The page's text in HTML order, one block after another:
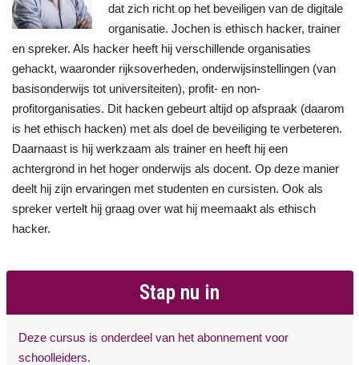
dat zich richt op het beveiligen van de digitale
organisatie. Jochen is ethisch hacker, trainer
en spreker. Als hacker heeft hij verschillende organisaties
gehackt, waaronder rijksoverheden, onderwijsinstellingen (van
basisonderwijs tot universiteiten), profit- en non-
profitorganisaties. Dit hacken gebeurt altijd op afspraak (daarom
is het ethisch hacken) met als doel de beveiliging te verbeteren.
Daarnaast is hij werkzaam als trainer en heeft hij een
achtergrond in het hoger onderwijs als docent. Op deze manier
deelt hij zijn ervaringen met studenten en cursisten. Ook als
spreker vertelt hij graag over wat hij meemaakt als ethisch
hacker.
Stap nu in
Deze cursus is onderdeel van het abonnement voor
schoolleiders.